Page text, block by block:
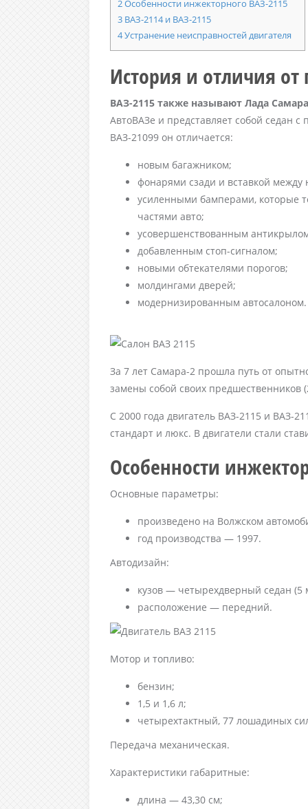
2Особенности инжекторного ВАЗ-2115
3 ВАЗ-2114 и ВАЗ-2115
4Устранение неисправностей двигателя
История и отличия
ВАЗ-2115 также называют Лада
АвтоВАЗе и представляет собой седан
ВАЗ-21099 он отличается:
новым багажником;
фонарями сзади и вставкой между
усиленными бамперами, которые
частями авто;
усовершенствованным
добавленным стоп-сигналом;
новыми обтекателями порогов;
молдингами дверей;
модернизированным автосалоном.
За 7 лет Самара-2 прошла путь от
замены собой своих предшественников
С 2000 года двигатель ВАЗ-2115 и ВАЗ-
стандарт и люкс. В двигатели стали
Особенности
Основные параметры:
произведено на Волжском
год производства — 1997.
Автодизайн:
кузов — четырехдверный седан (5
расположение — передний.
Мотор и топливо:
бензин;
1,5 и 1,6 л;
четырехтактный, 77 лошадиных
Передача механическая.
Характеристики габаритные:
длина — 43,30 см;